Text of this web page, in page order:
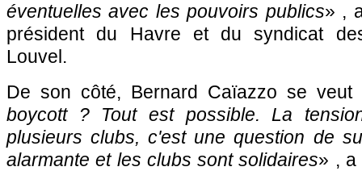
éventuelles avec les pouvoirs publics» ,
président du Havre et du syndicat
Louvel.
De son côté, Bernard Caïazzo se veut
boycott ? Tout est possible. La
plusieurs clubs, c'est une question de
alarmante et les clubs sont solidaires» , a